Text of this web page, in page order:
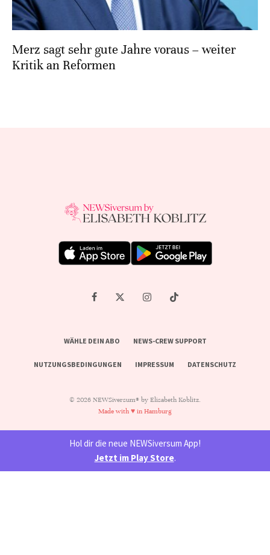
Merz sagt sehr gute Jahre voraus – weiter
Kritik an Reformen
WÄHLE DEIN ABO NEWS-CREW SUPPORT
NUTZUNGSBEDINGUNGEN IMPRESSUM DATENSCHUTZ
© 2026 NEWSiversum® by Elisabeth Koblitz.
Made with ♥ in Hamburg
Hol dir die neue NEWSiversum App!
Jetzt im Play Store.